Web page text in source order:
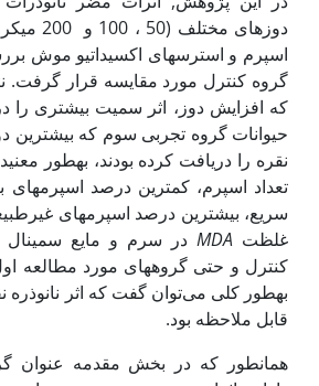
دوزهای
اسپرم و استرس‏های اکسیداتیو موش
گروه کنترل مورد مقایسه قرار گرفت.
که افزایش دوز، اثر سمیت بیشتری را
حیوانات گروه تجربی سوم که بیشترین
نقره را دریافت کرده بودند، به‏طور
تعداد اسپرم، کمترین درصد
سریع، بیشترین درصد اسپرم‏های
غلظت MDA در سرم و مایع سمینال
کنترل و حتی گروه‏های مورد مطالعه
به‏طور کلی می‌توان گفت که اثر نانوذره
قابل ملاحظه بود.
همانطور که در بخش مقدمه عنوان